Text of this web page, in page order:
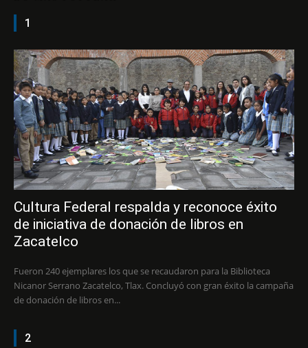
1
Cultura Federal respalda y reconoce éxito
de iniciativa de donación de libros en
Zacatelco
Fueron 240 ejemplares los que se recaudaron para la Biblioteca
Nicanor Serrano Zacatelco, Tlax. Concluyó con gran éxito la campaña
de donación de libros en...
2